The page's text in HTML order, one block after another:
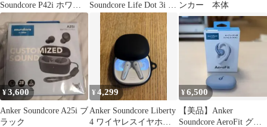
Soundcore P42i ホワイ
ト
Soundcore Life Dot 3i ネ
イビー
ンカー 本体
¥3,600
Anker Soundcore A25i ブ
ラック
¥4,299
Anker Soundcore Liberty
4 ワイヤレスイヤホン
¥6,500
【美品】Anker
Soundcore AeroFit グレ